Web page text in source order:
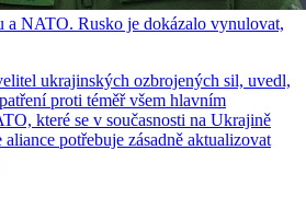
a NATO. Rusko je dokázalo vynulovat,
ukrajinských ozbrojených sil, uvedl,
proti téměř všem hlavním
které se v současnosti na Ukrajině
potřebuje zásadně aktualizovat